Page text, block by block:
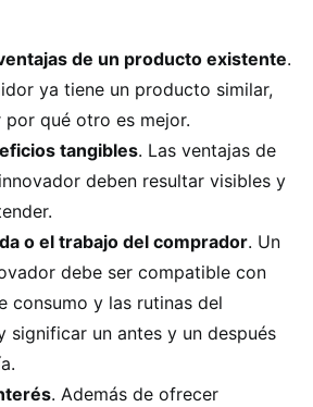
de un producto existente.
ya tiene un producto similar,
qué otro es mejor.
tangibles. Las ventajas de
deben resultar visibles y
o el trabajo del comprador. Un
debe ser compatible con
consumo y las rutinas del
significar un antes y un después
. Además de ofrecer